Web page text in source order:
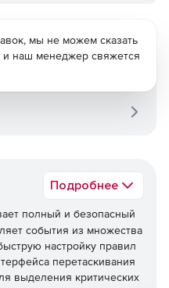
Подробнее
полный и безопасный
события из множества
настройку правил
перетаскивания
выделения критических
мы не можем сказать
и наш менеджер свяжется